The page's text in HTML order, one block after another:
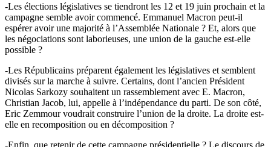
-Les élections législatives se tiendront les 12 et 19 juin prochain et la
campagne semble avoir commencé. Emmanuel Macron peut-il
espérer avoir une majorité à l’Assemblée Nationale ? Et, alors que
les négociations sont laborieuses, une union de la gauche est-elle
possible ?
-Les Républicains préparent également les législatives et semblent
divisés sur la marche à suivre. Certains, dont l’ancien Président
Nicolas Sarkozy souhaitent un rassemblement avec E. Macron,
Christian Jacob, lui, appelle à l’indépendance du parti. De son côté,
Eric Zemmour voudrait construire l’union de la droite. La droite est-
elle en recomposition ou en décomposition ?
-Enfin, que retenir de cette campagne présidentielle ? Le discours de